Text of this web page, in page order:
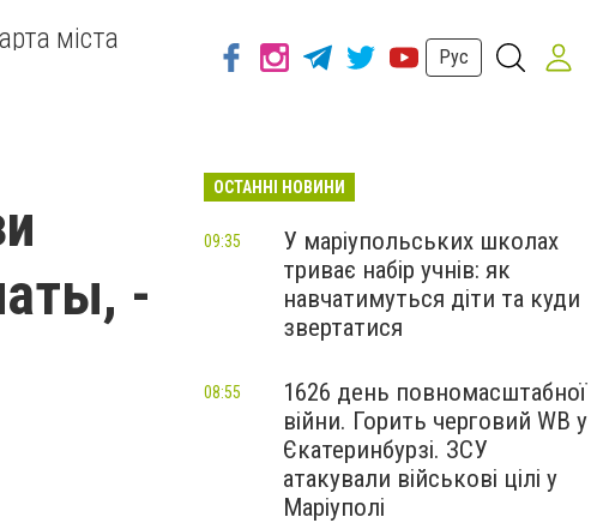
міста
Рус
-
ОСТАННІ НОВИНИ
У маріупольських школах
триває набір учнів: як
навчатимуться діти та куди
звертатися
09:35
1626 день повномасштабної
війни. Горить черговий WB у
Єкатеринбурзі. ЗСУ
атакували військові цілі у
Маріуполі
08:55